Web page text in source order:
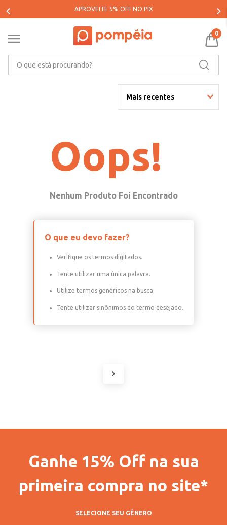
APROVEITE 5% OFF NO PIX
0
Mais recentes
Oops!
O que eu devo fazer?
Verifique os termos digitados.
Tente utilizar uma única palavra.
Utilize termos genéricos na busca.
Tente utilizar sinônimos do termo desejado.
Ganhe 15% Off na sua
primeira compra no site*
SELECIONE SEU GÊNERO